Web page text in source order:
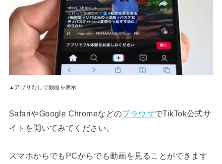
▲アプリなしで動画を表示
SafariやGoogle ChromeなどのブラウザでTikTok公式サ
イトを開いてみてください。
スマホからでもPCからでも動画を見ることができます